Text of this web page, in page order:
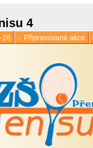
4
26
Připravované akce